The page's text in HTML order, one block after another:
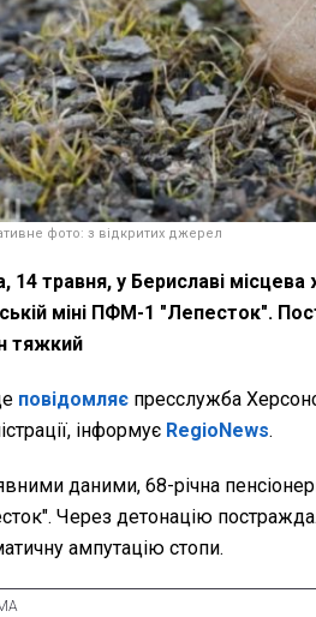
фото: з відкритих джерел
14 травня, у Бериславі місцева
міні ПФМ-1 "Лепесток".
тяжкий
повідомляє пресслужба
інформує RegioNews.
даними, 68-річна
Через детонацію
ампутацію стопи.